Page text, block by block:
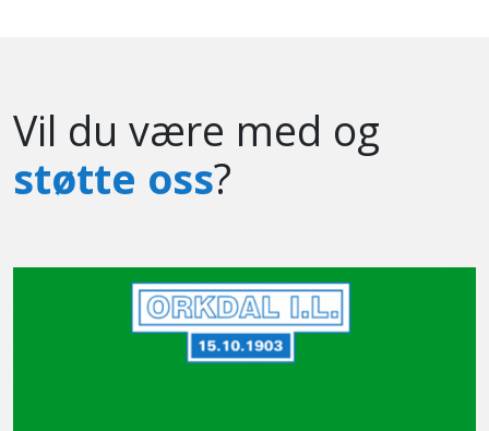
Vil du være med og
støtte oss?